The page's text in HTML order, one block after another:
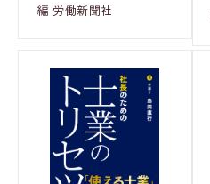
編 労働新聞社